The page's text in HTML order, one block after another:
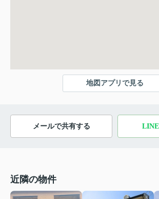
地図アプリで見る
メールで共有する
近隣の物件